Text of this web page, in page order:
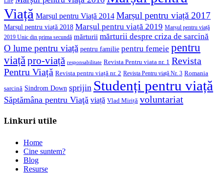
Viață Marșul pentru Viață 2014 Marșul pentru viață 2017
Marșul pentru viață 2018 Marșul pentru viață 2019 Marșul pentru viață
2019 Unic din prima secundă mărturii mărturii despre criza de sarcină
O lume pentru viață pentru familie pentru femeie pentru
viațăpro-viață responsabilitate Revista Pentru viata nr. 1 Revista
Pentru Viață Revista pentru viață nr. 2 Revista Pentru viață Nr. 3 Romania
sarcină Sindrom Down sprijin Studenți pentru viață
Săptămâna pentru Viaţă viață Vlad Miriță voluntariat
Linkuri utile
Home
Cine suntem?
Blog
Resurse